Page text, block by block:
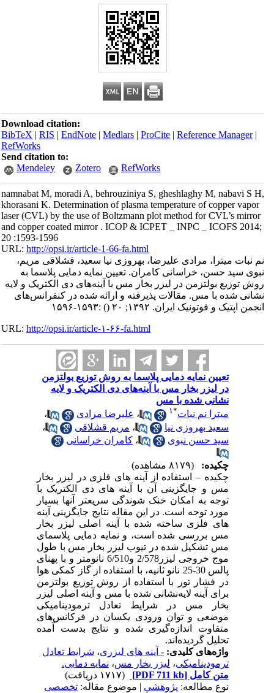
Download citation:
BibTeX|RIS|EndNote|Medlars|ProCite|Reference Manager
RefWorks
Send citation to:
Mendeley
Zotero RefWorks
namnabat M, moradi A, behrouziniya S, gheshlaghy M, nabavi S H,
khorasani K. Determination of plasma temperature of copper vapor
laser (CVL) by the use of Boltzmann plot method for CVL’s mirror
and copper coated mirror . ICOP & ICPET _ INPC _ ICOFS 2014;
20 :1593-1596
URL:http://opsi.ir/article-1-66-fa.html
نم نبات میترا، مرادی علیرضا، بهروزی نیا سعید، قشلاقی مریم،
نبوی سید حسن، خراسانی کامران. تعیین نمایه دمایی پلاسما به
روش توزیع بولتزمن در لیزر بخار مس با آینه‌های دی الکتریک و لایه
نشانی شده با مس. مقالات پذیرفته و ارائه شده در کنفرانس‌های
انجمن اپتیک و فوتونیک ایران. ۱۳۹۲; ۲۰
() :۱۵۹۳-۱۵۹۶
URL:http://opsi.ir/article-۱-۶۶-fa.html
تعیین نمایه دمایی پلاسما به روش توزیع بولتزمن
در لیزر بخار مس با آینه‌های دی الکتریک و لایه
نشانی شده با مس
میترا نم نبات* ۱ ،علیرضا مرادی
،
سعید بهروزی نیا
،مریم قشلاقی
،
سید حسن نبوی
،کامران خراسانی
چکیده:
چکیده – استفاده از آینه های فلزی در لیزر بخار
مس و جایگزینی آن با آینه های دی الکتریک با
توجه به امکان خنک شوندگی سریعتر آنها بسیار
مورد توجه است. در این مقاله نتایج جایگزینی آینه
های فلزی ساخته شده با آینه اصلی لیزر بخار
مس بررسی شده است، و نمایه دمایی پلاسمای
مس تشکیل شده در تیوب لیزر بخار مس با طول
موج خروجی لیزر2/578 و6/510 نانومتر و با پهنای
پالس 30-25 نانو ثانیه، با استفاده از گاز کمکی هوا
در فشار تور با استفاده از روش توزیع بولتزمن
برای آینه لایه‌نشانی شده با مس و آینه اصلی لیزر
بخار مس در شرایط تعادل ترمودینامیکی
موضعی و توان ورودی یکسان در فرکانس‌های
متفاوت اندازه‌گیری شده و نتایج بدست آمده
تحلیل گردیده‌اند.
واژه‌های کلیدی:- آینه های لیزری،شرایط تعادل
ترمودینامیکی،لیزر بخار مس،نمایه دمایی.
متن کامل[PDF 711 kb]
نوع مطالعه:پژوهشي| موضوع مقاله:تخصصی